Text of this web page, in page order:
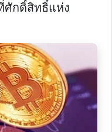
ศักดิ์สิทธิ์แห่ง